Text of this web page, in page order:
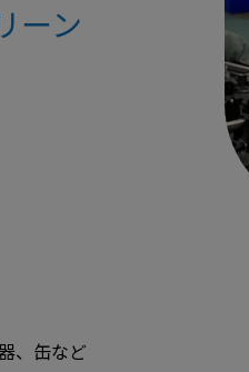
ーン
、缶など